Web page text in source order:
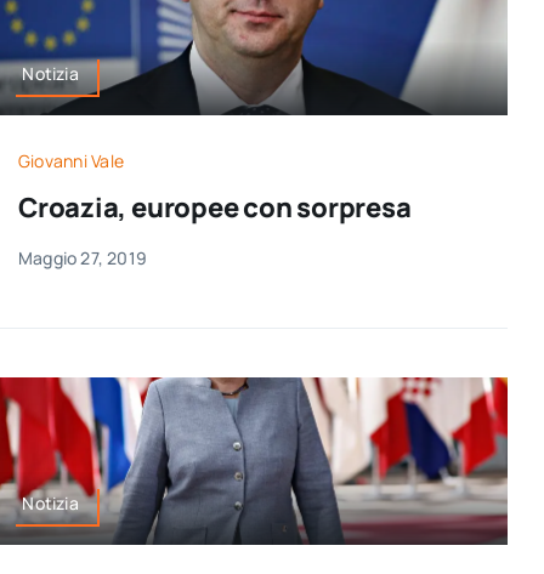
Notizia
Giovanni Vale
Croazia, europee con sorpresa
Maggio 27, 2019
Notizia